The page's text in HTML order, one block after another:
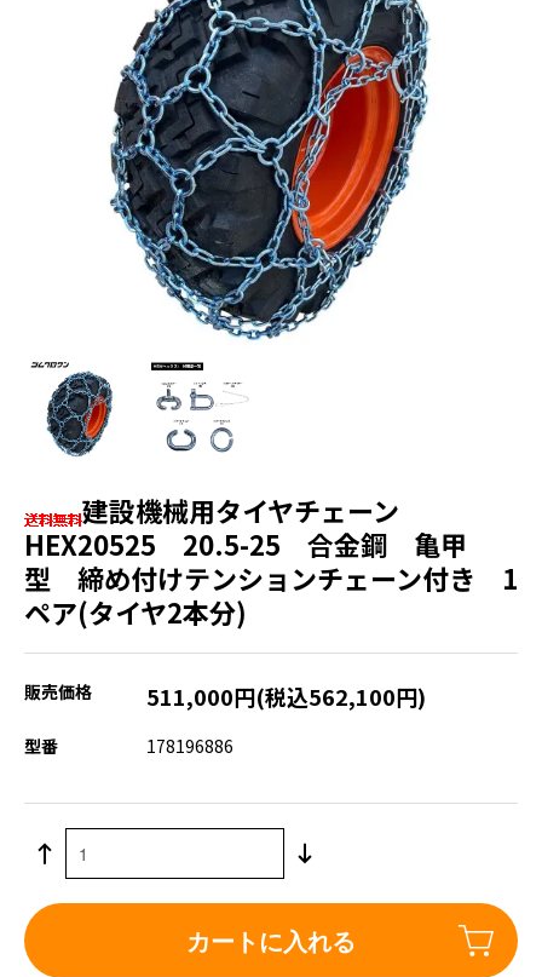
建設機械用タイヤチェーン
HEX20525 20.5-25 合金鋼 亀甲
型 締め付けテンションチェーン付き 1
ペア(タイヤ2本分)
販売価格 511,000円(税込562,100円)
型番 178196886
カートに入れる